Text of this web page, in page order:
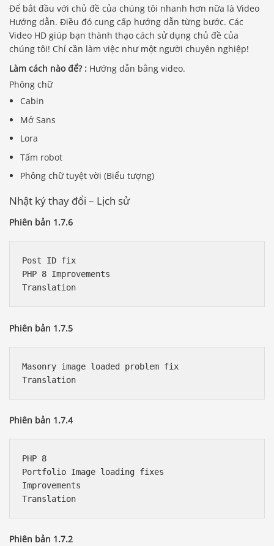
Để bắt đầu với chủ đề của chúng tôi nhanh hơn nữa là Video
Hướng dẫn. Điều đó cung cấp hướng dẫn từng bước. Các
Video HD giúp bạn thành thạo cách sử dụng chủ đề của
chúng tôi! Chỉ cần làm việc như một người chuyên nghiệp!
Làm cách nào để? : Hướng dẫn bằng video.
Phông chữ
Cabin
Mở Sans
Lora
Tấm robot
Phông chữ tuyệt vời (Biểu tượng)
Nhật ký thay đổi – Lịch sử
Phiên bản 1.7.6
Post ID fix
PHP 8 Improvements
Phiên bản 1.7.5
Masonry image loaded problem fix
Phiên bản 1.7.4
PHP 8
Portfolio Image loading fixes
Improvements
Phiên bản 1.7.2